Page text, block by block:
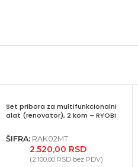
Set pribora za multifunkcionalni
alat (renovator), 2 kom – RYOBI
ŠIFRA: RAK02MT
2.520,00 RSD
(2.100,00 RSDbez PDV)